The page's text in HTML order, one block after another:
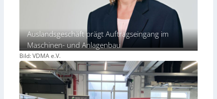
Auslandsgeschäft prägt Auftragseingang im
Maschinen- und Anlagenbau
Bild: VDMA e.V.